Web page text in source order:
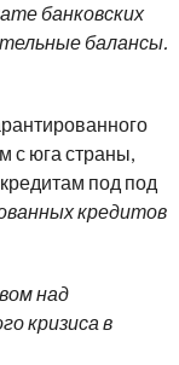
банковских
балансы.
с юга страны,
под под
кредитов
над
кризиса в